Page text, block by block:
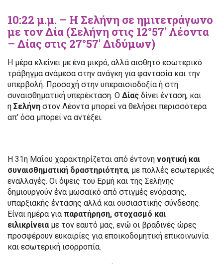
10:22 μ.μ. – Η Σελήνη σε ημιτετράγωνο
με τον Δία (Σελήνη στις 12°57′ Λέοντα
– Δίας στις 27°57′ Διδύμων)
Η μέρα κλείνει με ένα μικρό, αλλά αισθητό εσωτερικό
τράβηγμα ανάμεσα στην ανάγκη για φαντασία και την
υπερβολή. Προσοχή στην υπεραισιοδοξία ή στη
συναισθηματική υπερέκταση. Ο Δίας δίνει ένταση, και
η Σελήνη στον Λέοντα μπορεί να θελήσει περισσότερα
απ’ όσα μπορεί να αντέξει.
Η 31η Μαΐου χαρακτηρίζεται από έντονη νοητική και
συναισθηματική δραστηριότητα, με πολλές εσωτερικές
εναλλαγές. Οι όψεις του Ερμή και της Σελήνης
δημιουργούν ένα μωσαϊκό από στιγμές ενόρασης,
υπαρξιακής έντασης αλλά και ουσιαστικής σύνδεσης.
Είναι ημέρα για παρατήρηση, στοχασμό και
ειλικρίνειαμε τον εαυτό μας, ενώ οι βραδινές ώρες
προσφέρουν ευκαιρίες για εποικοδομητική επικοινωνία
και εσωτερική ισορροπία.